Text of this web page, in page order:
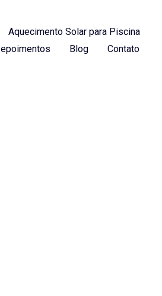
Aquecimento Solar para Piscina
Blog Contato